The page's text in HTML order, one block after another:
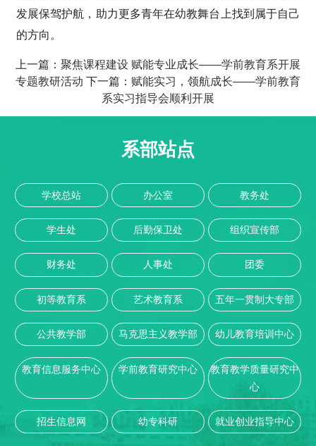
发展保驾护航，助力更多青年在幼教舞台上找到属于自己
的方向。
上一篇： 聚焦课程建设 赋能专业成长——学前教育系开展
专题教研活动 下一篇： 赋能实习，领航成长——学前教育
系实习指导会顺利开展
系部站点
学校总站 办公室 教务处
学生处 后勤保卫处 组织宣传部
财务处 人事处 团委
初等教育系 艺术教育系 五年一贯制大专部
公共教学部 马克思主义教学部 幼儿教育培训中心
教育信息服务中心 学前教育研究中心
教育教学质量研究中
心
招生信息网 幼专科研 就业创业指导中心